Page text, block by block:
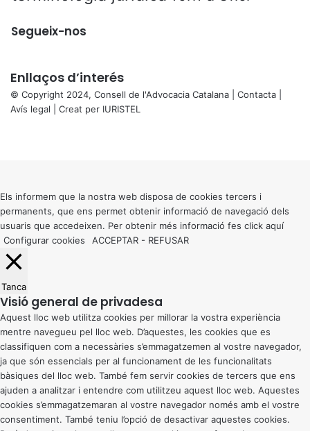
Segueix-nos
Enllaços d’interés
© Copyright 2024, Consell de l'Advocacia Catalana | Contacta
Avís legal | Creat per IURISTEL
button
Els informem que la nostra web disposa de cookies tercers i
permanents, que ens permet obtenir informació de navegació dels
usuaris que accedeixen. Per obtenir més informació fes click aquí
Configurar cookies
ACCEPTAR - REFUSAR
Tanca
Visió general de privadesa
Aquest lloc web utilitza cookies per millorar la vostra experiència
mentre navegueu pel lloc web. D’aquestes, les cookies que es
classifiquen com a necessàries s’emmagatzemen al vostre navegador,
ja que són essencials per al funcionament de les funcionalitats
bàsiques del lloc web. També fem servir cookies de tercers que ens
ajuden a analitzar i entendre com utilitzeu aquest lloc web. Aquestes
cookies s’emmagatzemaran al vostre navegador només amb el vostre
consentiment. També teniu l’opció de desactivar aquestes cookies.